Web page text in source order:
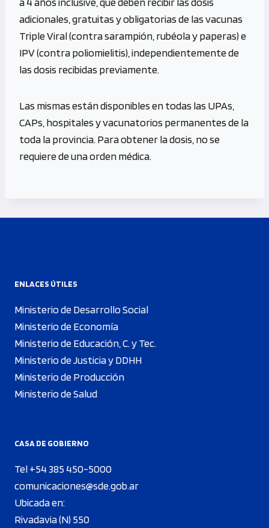
adicionales, gratuitas y obligatorias de las vacunas
Triple Viral (contra sarampión, rubéola y paperas) e
IPV (contra poliomielitis), independientemente de
las dosis recibidas previamente.
Las mismas están disponibles en todas las UPAs,
CAPs, hospitales y vacunatorios permanentes de la
toda la provincia. Para obtener la dosis, no se
requiere de una orden médica.
ENLACES ÚTILES
Ministerio de Desarrollo Social
Ministerio de Economía
Ministerio de Educación, C. y Tec.
Ministerio de Justicia y DDHH
Ministerio de Producción
Ministerio de Salud
CASA DE GOBIERNO
Tel +54 385 450-5000
comunicaciones@sde.gob.ar
Ubicada en:
Rivadavia (N) 550